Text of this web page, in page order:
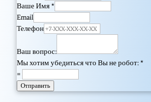
Ваше Имя*
Email
Телефон
Ваш вопрос:
Мы хотим убедиться что Вы не робот:*
=
Отправить